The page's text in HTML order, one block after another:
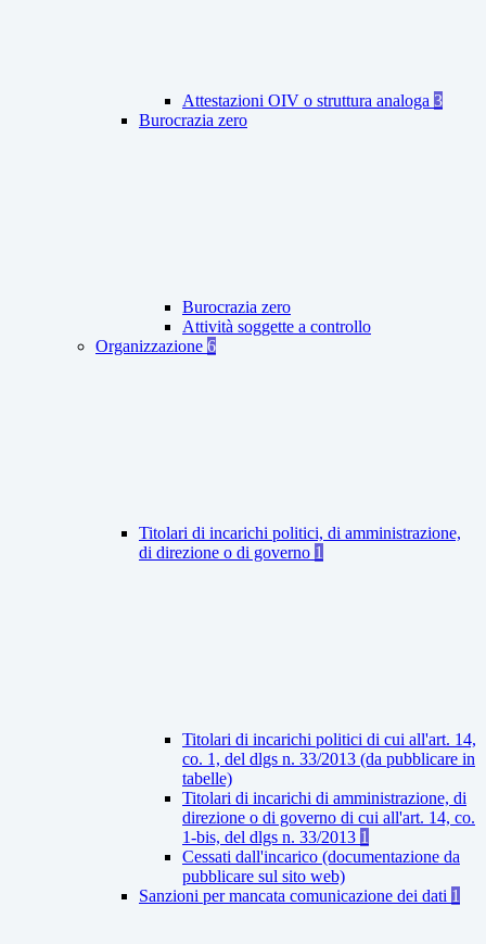
Attestazioni OIV o struttura analoga 3
Burocrazia zero
Burocrazia zero
Attività soggette a controllo
Organizzazione 6
Titolari di incarichi politici, di amministrazione,
di direzione o di governo 1
Titolari di incarichi politici di cui all'art. 14,
co. 1, del dlgs n. 33/2013 (da pubblicare in
tabelle)
Titolari di incarichi di amministrazione, di
direzione o di governo di cui all'art. 14, co.
1-bis, del dlgs n. 33/2013 1
Cessati dall'incarico (documentazione da
pubblicare sul sito web)
Sanzioni per mancata comunicazione dei dati 1